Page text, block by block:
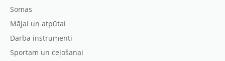
Somas
Mājai un atpūtai
Darba instrumenti
Sportam un ceļošanai